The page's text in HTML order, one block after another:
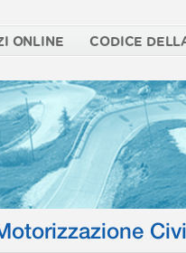
ONLINE CODICE